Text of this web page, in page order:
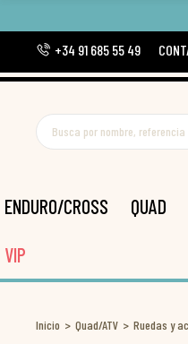
+34 91 685 55 49
ENDURO/CROSS QUAD
VIP
Inicio Quad/ATV Ruedas y